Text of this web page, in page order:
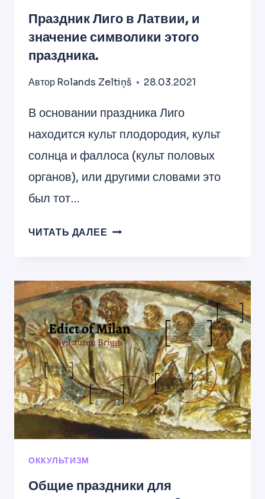
Праздник Лиго в Латвии, и
значение символики этого
праздника.
Автор Rolands Zeltiņš 28.03.2021
В основании праздника Лиго
находится культ плодородия, культ
солнца и фаллоса (культ половых
органов), или другими словами это
был тот…
ЧИТАТЬ ДАЛЕЕ ПРАЗДНИК
ЛАТВИИ,
И
ЗНАЧЕНИЕ
СИМВОЛИКИ
ЭТОГО
ПРАЗДНИКА.
ОККУЛЬТИЗМ
Общие праздники для